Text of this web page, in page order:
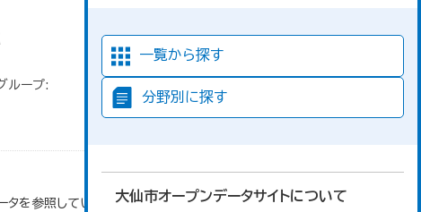
一覧から探す
分野別に探す
大仙市オープンデータサイトについて
ループ:
を参照しています。